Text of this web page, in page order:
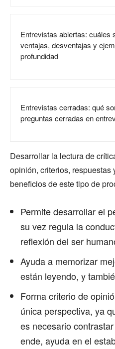
Entrevistas abiertas: cuáles
ventajas, desventajas y
profundidad
Entrevistas cerradas: qué
preguntas cerradas en
Desarrollar la lectura de
opinión, criterios,
beneficios de este tipo de
Permite desarrollar el
su vez regula la
reflexión del ser
Ayuda a memorizar
están leyendo, y
Forma criterio de
única perspectiva, ya
es necesario
ende, ayuda en el